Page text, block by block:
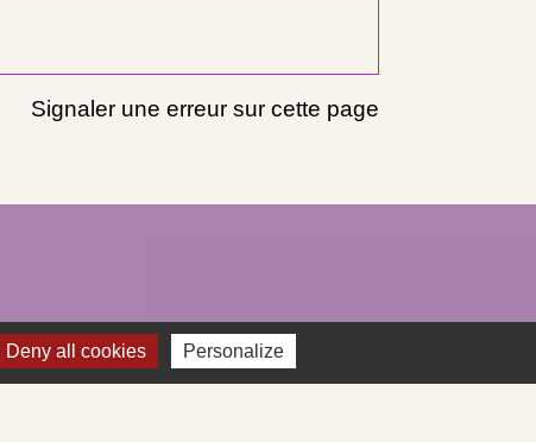
Signaler une erreur sur cette page
Deny all cookies Personalize